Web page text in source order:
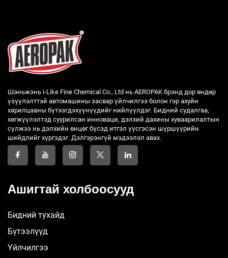
Шэньжэнь i-Like Fine Chemical Co., Ltd нь AEROPAK брэнд дор өндөр
үзүүлэлттэй автомашины засвар үйлчилгээ болон гэр ахуйн
харилцааны бүтээгдэхүүнүүдийг нийлүүлдэг. Бидний судалгаа,
хөгжүүлэлтэд суурилсан инноваци, дэлхий дахины хуваарилалтын
сүлжээ нь дэлхийн өнцөг бүсэд итгэл үүсгэсэн шүршүүрийн
шийдлийг хүргэдэг. Дэлгэрэнгүй мэдээлэл авах.
Ашигтай холбоосууд
Бидний тухайд
Бүтээлүүд
Үйлчилгээ